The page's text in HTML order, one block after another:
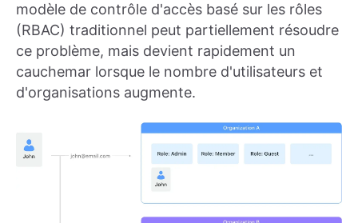
modèle de contrôle d'accès basé sur les rôles
(RBAC) traditionnel peut partiellement résoudre
ce problème, mais devient rapidement un
cauchemar lorsque le nombre d'utilisateurs et
d'organisations augmente.